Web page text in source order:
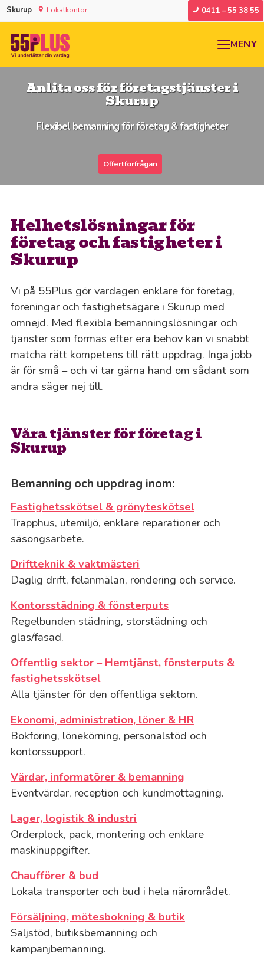
Skurup Lokalkontor 0411 – 55 38 55
MENY
Anlita oss för företagstjänster i
Skurup
Flexibel bemanning för företag & fastigheter
Offertförfrågan
Helhetslösningar för
företag och fastigheter i
Skurup
Vi på 55Plus gör vardagen enklare för företag,
föreningar och fastighetsägare i Skurup med
omnejd. Med flexibla bemanningslösningar och
tjänster som formas efter era behov kan vi snabbt
matcha rätt kompetens till rätt uppdrag. Inga jobb
är för små – och vi tar gärna hand om sådant som
andra säger nej till.
Våra tjänster för företag i
Skurup
Bemanning och uppdrag inom:
Fastighetsskötsel & grönyteskötsel
Trapphus, utemiljö, enklare reparationer och
säsongsarbete.
Driftteknik & vaktmästeri
Daglig drift, felanmälan, rondering och service.
Kontorsstädning & fönsterputs
Regelbunden städning, storstädning och
glas/fasad.
Offentlig sektor – Hemtjänst, fönsterputs &
fastighetsskötsel
Alla tjänster för den offentliga sektorn.
Ekonomi, administration, löner & HR
Bokföring, lönekörning, personalstöd och
kontorssupport.
Värdar, informatörer & bemanning
Eventvärdar, reception och kundmottagning.
Lager, logistik & industri
Orderplock, pack, montering och enklare
maskinuppgifter.
Chaufförer & bud
Lokala transporter och bud i hela närområdet.
Försäljning, mötesbokning & butik
Säljstöd, butiksbemanning och
kampanjbemanning.